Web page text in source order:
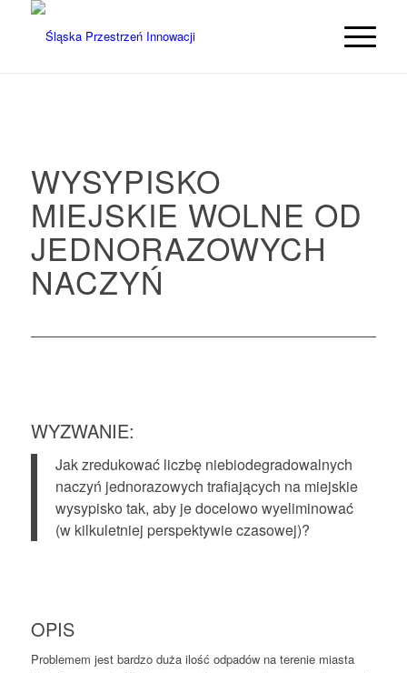
WYSYPISKO
MIEJSKIE WOLNE OD
JEDNORAZOWYCH
NACZYŃ
WYZWANIE:
Jak zredukować liczbę niebiodegradowalnych
naczyń jednorazowych trafiających na miejskie
wysypisko tak, aby je docelowo wyeliminować
(w kilkuletniej perspektywie czasowej)?
OPIS
Problemem jest bardzo duża ilość odpadów na terenie miasta